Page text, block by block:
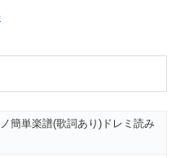
簡単楽譜(歌詞あり)ドレミ読み